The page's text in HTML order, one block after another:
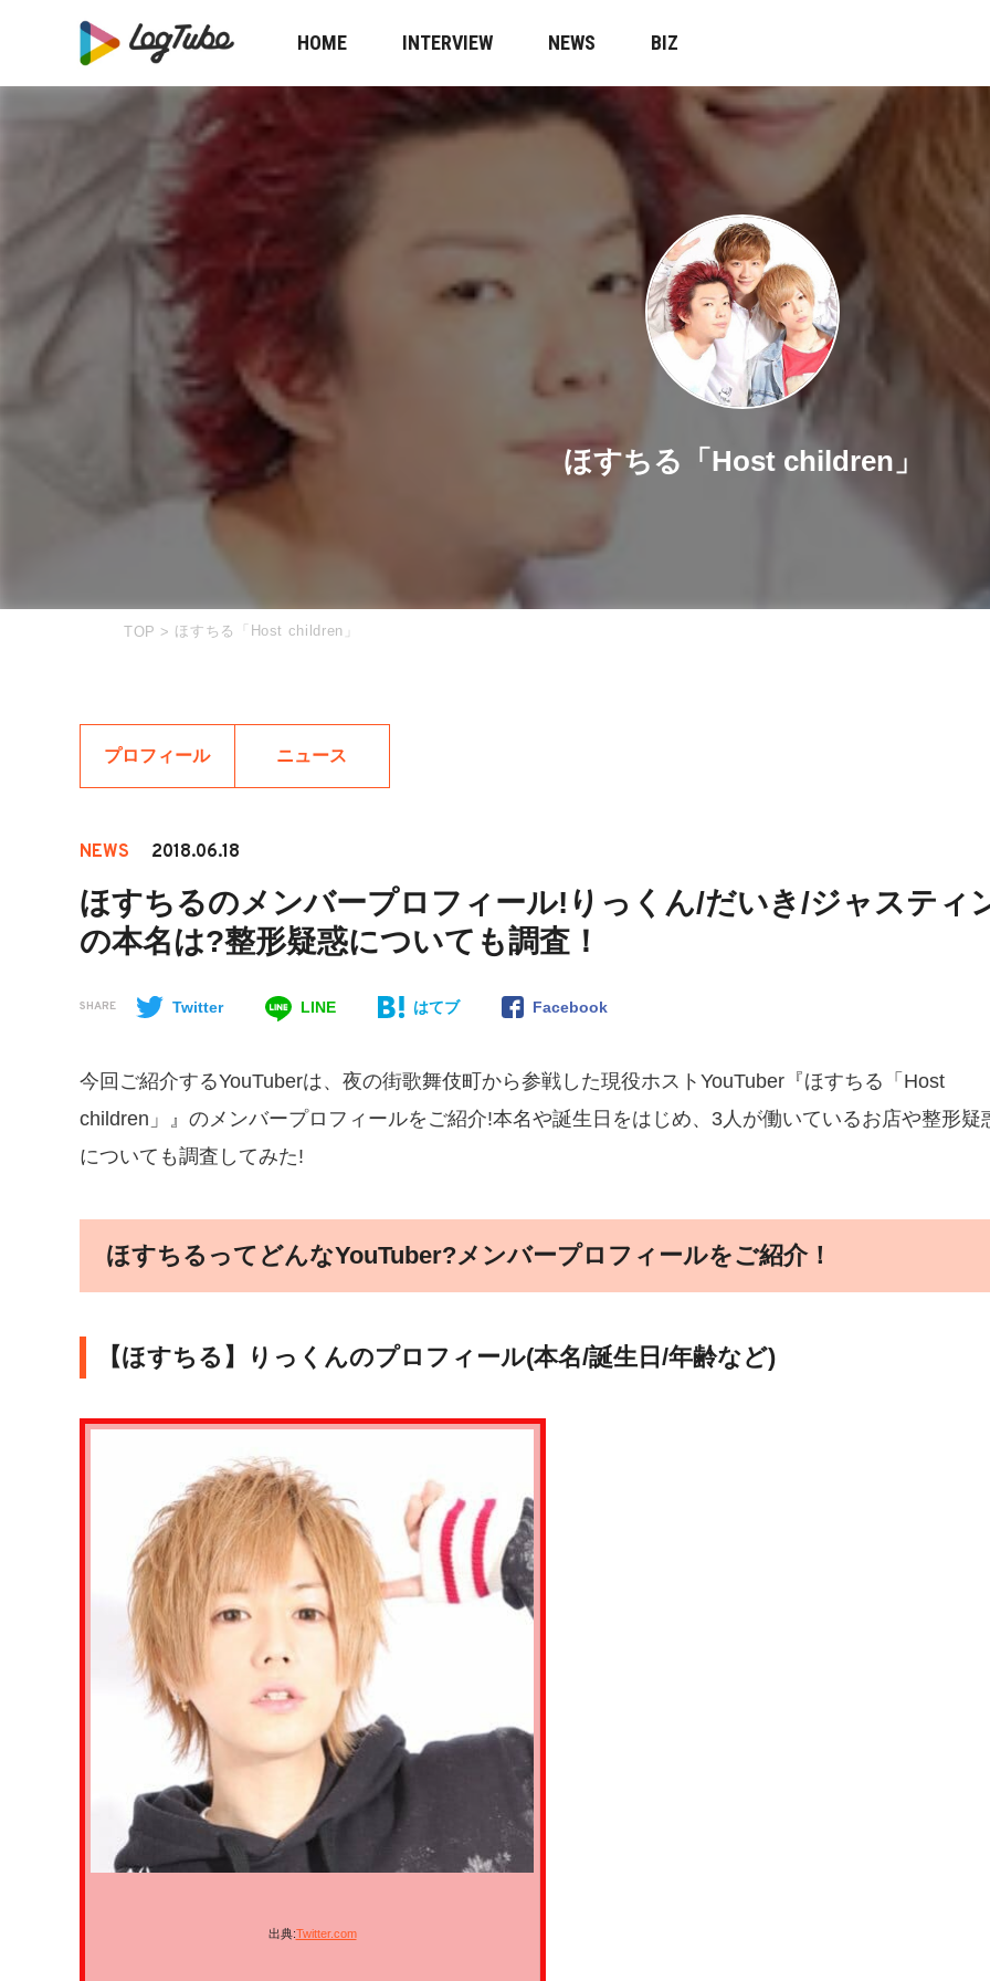
HOME INTERVIEW NEWS BIZ
ほすちる「Host children」
TOP > ほすちる「Host children」
プロフィール ニュース
NEWS 2018.06.18
ほすちるのメンバープロフィール!りっくん/だいき/ジャスティ
の本名は?整形疑惑についても調査！
SHARE Twitter LINE はてブ Facebook
今回ご紹介するYouTuberは、夜の街歌舞伎町から参戦した現役ホストYouTuber『ほすちる「Host
children」』のメンバープロフィールをご紹介!本名や誕生日をはじめ、3人が働いているお店や整形疑
についても調査してみた!
ほすちるってどんなYouTuber?メンバープロフィールをご紹介！
【ほすちる】りっくんのプロフィール(本名/誕生日/年齢など)
出典:Twitter.com